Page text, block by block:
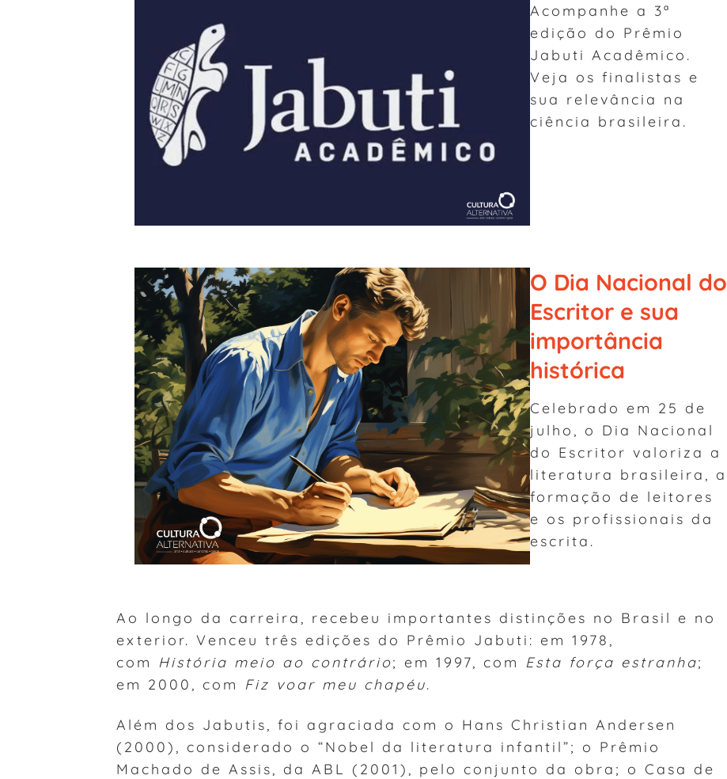
Acompanhe a 3ª
edição do Prêmio
Jabuti Acadêmico.
Veja os finalistas e
sua relevância na
ciência brasileira.
O Dia Nacional do
Escritor e sua
importância
histórica
Celebrado em 25 de
julho, o Dia Nacional
do Escritor valoriza a
literatura brasileira, a
formação de leitores
e os profissionais da
escrita.
Ao longo da carreira, recebeu importantes distinções no Brasil e no
exterior. Venceu três edições do Prêmio Jabuti: em 1978,
com História meio ao contrário; em 1997, com Esta força estranha;
em 2000, com Fiz voar meu chapéu.
Além dos Jabutis, foi agraciada com o Hans Christian Andersen
(2000), considerado o “Nobel da literatura infantil”; o Prêmio
Machado de Assis, da ABL (2001), pelo conjunto da obra; o Casa de